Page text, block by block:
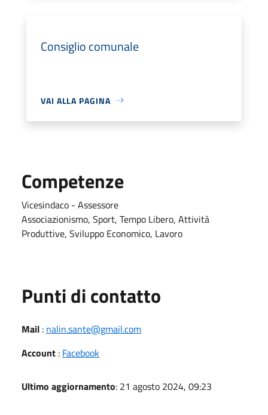
Consiglio comunale
VAI ALLA PAGINA
Competenze
Vicesindaco - Assessore
Associazionismo, Sport, Tempo Libero, Attività
Produttive, Sviluppo Economico, Lavoro
Punti di contatto
Mail : nalin.sante@gmail.com
Account : Facebook
Ultimo aggiornamento: 21 agosto 2024, 09:23